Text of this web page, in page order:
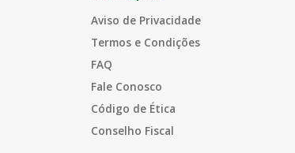
Aviso de Privacidade
Termos e Condições
FAQ
Fale Conosco
Código de Ética
Conselho Fiscal